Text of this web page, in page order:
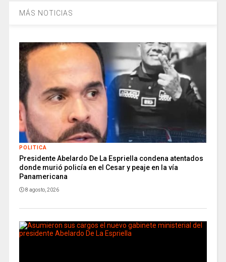
MÁS NOTICIAS
POLITICA
Presidente Abelardo De La Espriella condena atentados
donde murió policía en el Cesar y peaje en la vía
Panamericana
8 agosto, 2026